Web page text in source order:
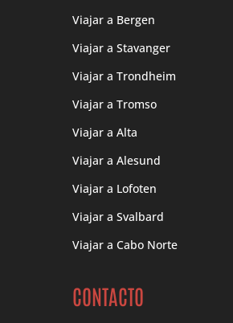
Viajar a Bergen
Viajar a Stavanger
Viajar a Trondheim
Viajar a Tromso
Viajar a Alta
Viajar a Alesund
Viajar a Lofoten
Viajar a Svalbard
Viajar a Cabo Norte
CONTACTO